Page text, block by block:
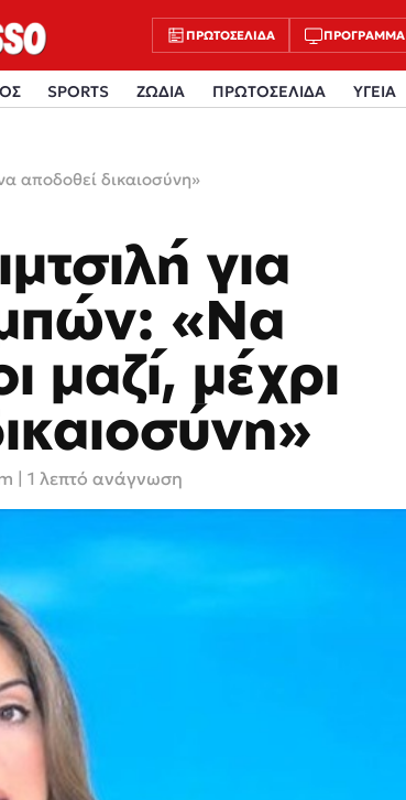
ΠΡΩΤΟΣΈΛΙΔΑ ΠΡΌΓΡΑΜΜΑ
SPORTS ΖΩΔΙΑ ΠΡΩΤΟΣΕΛΙΔΑ ΥΓΕΙΑ
αποδοθεί δικαιοσύνη»
για
«Να
μαζί, μέχρι
| 1 λεπτό ανάγνωση